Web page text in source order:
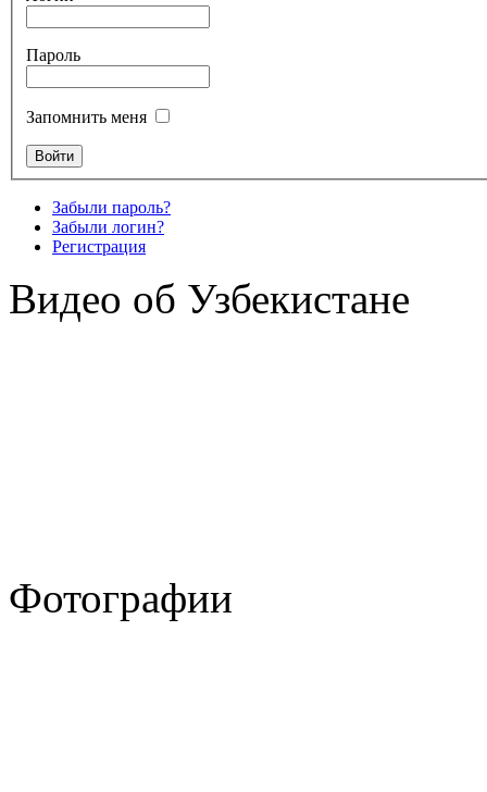
Пароль
Запомнить меня
Забыли пароль?
Забыли логин?
Регистрация
Видео об Узбекистане
Фотографии